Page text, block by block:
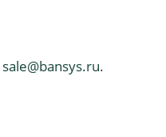
sale@bansys.ru.